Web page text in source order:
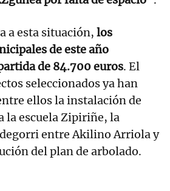
a esta situación, los
de este año
de 84.700 euros. El
seleccionados ya han
ellos la instalación de
la escuela Zipiriñe, la
entre Akilino Arriola y
del plan de arbolado.